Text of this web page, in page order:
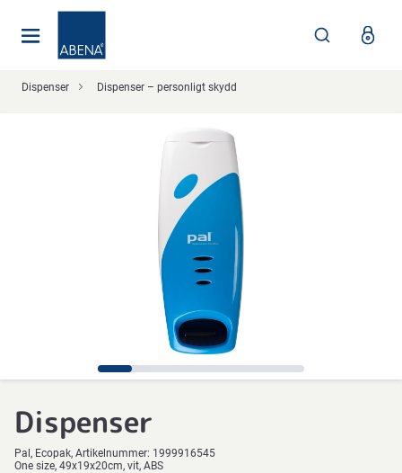
Dispenser Dispenser – personligt skydd
Dispenser
Pal Ecopak Artikelnummer: 1999916545
One size, 49x19x20cm, vit, ABS